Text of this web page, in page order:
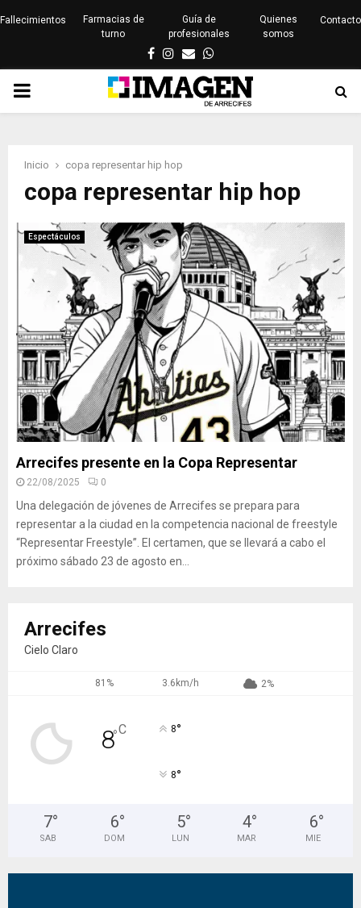
Fallecimientos
Farmacias de
turno
Guía de
profesionales
Quienes
somos
Contacto
Facebook
Instagram
EmailWhatsapp
PRIMARY
Inicio copa representar hip hop
copa representar hip hop
Espectáculos
Arrecifes presente en la Copa Representar
22/08/2025 0
Una delegación de jóvenes de Arrecifes se prepara para
representar a la ciudad en la competencia nacional de freestyle
“Representar Freestyle”. El certamen, que se llevará a cabo el
próximo sábado 23 de agosto en...
Arrecifes
Cielo Claro
81% 3.6km/h 2%
8°C 8°
8°
7°
SAB
6°
DOM
5°
LUN
4°
MAR
6°
MIE